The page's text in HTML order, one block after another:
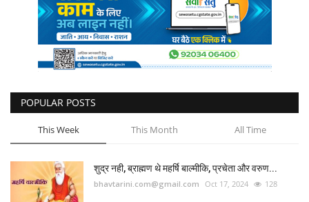
POPULAR POSTS
This Week This Month All Time
शुद्र नही, ब्राह्मण थे महर्षि बाल्मीकि, प्रचेता और वरुण...
bhavtarini.com@gmail.com Oct 17, 2024 128